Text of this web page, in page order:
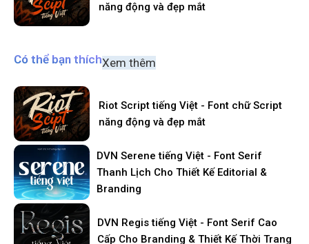
năng động và đẹp mắt
Có thể bạn thíchXem thêm
Riot Script tiếng Việt - Font chữ Script
năng động và đẹp mắt
DVN Serene tiếng Việt - Font Serif
Thanh Lịch Cho Thiết Kế Editorial &
Branding
DVN Regis tiếng Việt - Font Serif Cao
Cấp Cho Branding & Thiết Kế Thời Trang